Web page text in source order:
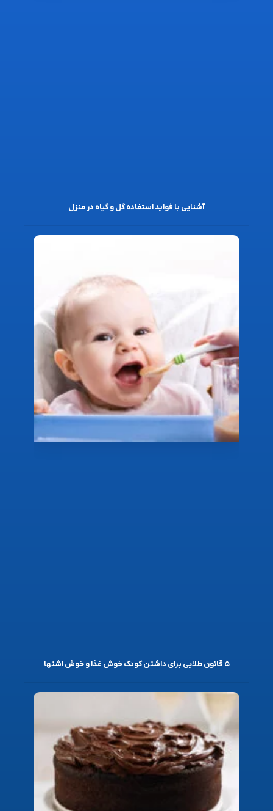
آشنایی با فواید استفاده گل و گیاه در منزل
۵ قانون طلایی برای داشتن کودک خوش غذا و خوش اشتها